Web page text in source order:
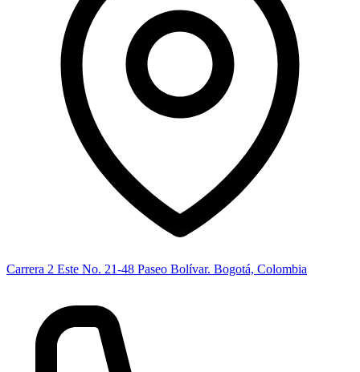
Carrera 2 Este No. 21-48 Paseo Bolívar. Bogotá, Colombia